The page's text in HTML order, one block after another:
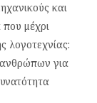
και
μέχρι
λογοτεχνίας:
για